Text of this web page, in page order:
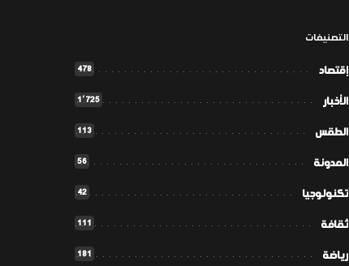
التصنيفات
إقتصاد 478
الأخبار 1٬725
الطقس 113
المدونة 56
تكنولوجيا 42
ثقافة 111
رياضة 181